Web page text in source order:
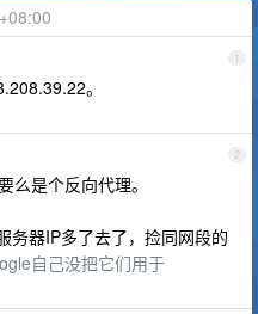
1
。
2
么是个反向代理。
务器IP多了去了，捡同网段的
自己没把它们用于